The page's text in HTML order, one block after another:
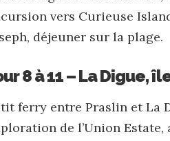
vers Curieuse
déjeuner sur la plage.
8 à 11 – La Digue,
ferry entre Praslin et La
de l’Union